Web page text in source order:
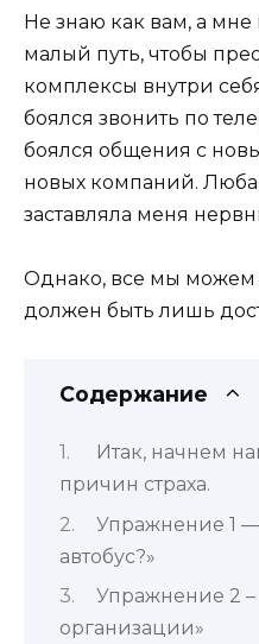
Не знаю как вам, а
малый путь, чтобы
комплексы внутри
боялся звонить по
боялся общения с
новых компаний.
заставляла меня
Однако, все мы можем
должен быть лишь
Содержание
Итак, начнем
причин страха.
Упражнение 1 —
автобус?»
Упражнение 2
организации»